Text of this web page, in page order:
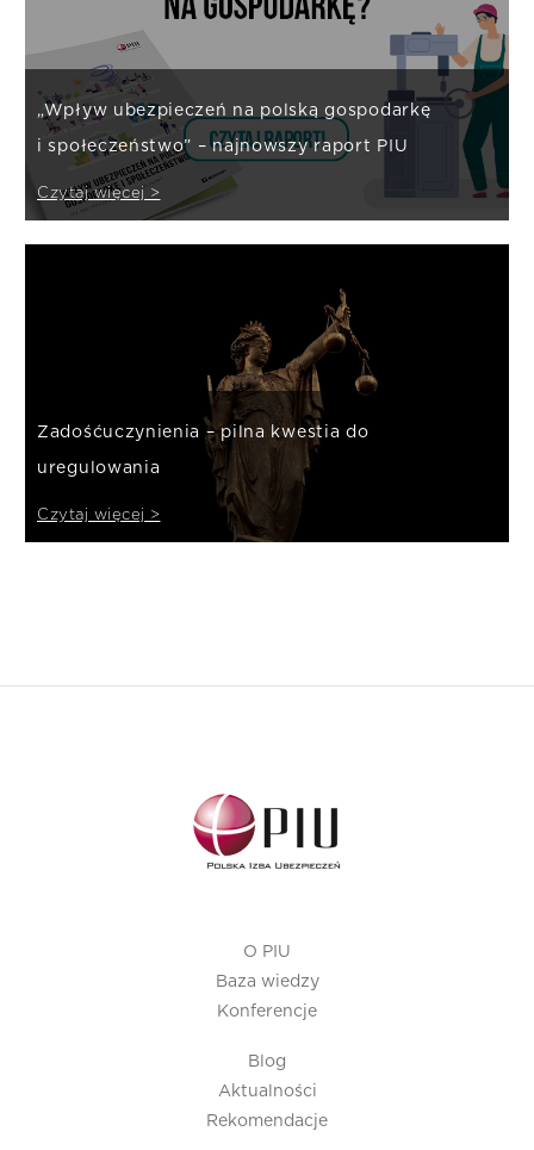
„Wpływ ubezpieczeń na polską gospodarkę
i społeczeństwo” – najnowszy raport PIU
Czytaj więcej >
Zadośćuczynienia – pilna kwestia do
uregulowania
Czytaj więcej >
O PIU
Baza wiedzy
Konferencje
Blog
Aktualności
Rekomendacje